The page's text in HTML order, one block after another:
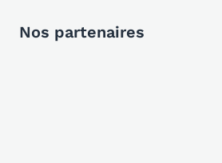
Nos partenaires